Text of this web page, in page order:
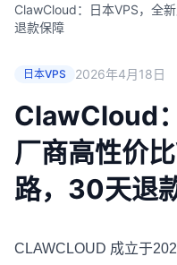
ClawCloud：日本VPS，全
退款保障
日本VPS 2026年4月18日
ClawCloud
厂商高性价
路，30天退
CLAWCLOUD 成立于